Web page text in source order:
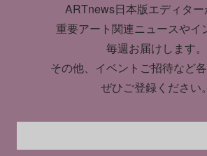
ARTnews日本版エディタ
重要アート関連ニュースやイ
毎週お届けします。
その他、イベントご招待など各
ぜひご登録ください。